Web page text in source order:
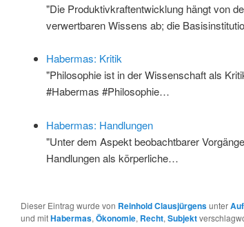
"Die Produktivkraftentwicklung hängt von
verwertbaren Wissens ab; die
Habermas: Kritik
"Philosophie ist in der Wissenschaft als
#Habermas #Philosophie…
Habermas: Handlungen
"Unter dem Aspekt beobachtbarer
Handlungen als körperliche…
Dieser Eintrag wurde von Reinhold Clausjürgensunter
und mitHabermas, Ökonomie, Recht, Subjekt